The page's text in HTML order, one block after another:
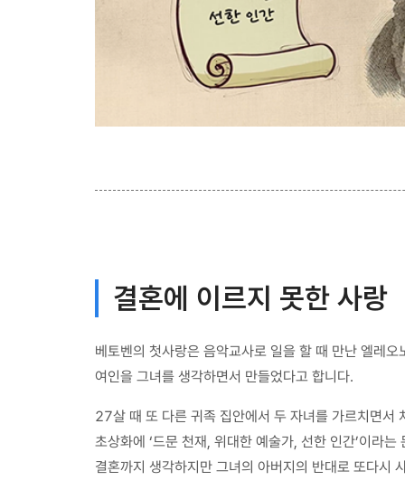
결혼에 이르지 못한 사랑
베토벤의 첫사랑은 음악교사로 일을 할 때 만난 엘레
여인을 그녀를 생각하면서 만들었다고 합니다.
27살 때 또 다른 귀족 집안에서 두 자녀를 가르치면서
초상화에 ‘드문 천재, 위대한 예술가, 선한 인간’이라
결혼까지 생각하지만 그녀의 아버지의 반대로 또다시